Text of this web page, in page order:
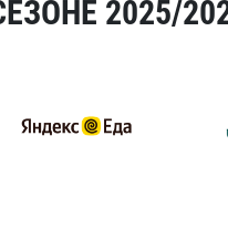
2025/